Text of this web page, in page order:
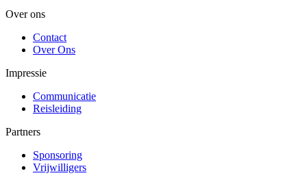
Over ons
Contact
Over Ons
Impressie
Communicatie
Reisleiding
Partners
Sponsoring
Vrijwilligers